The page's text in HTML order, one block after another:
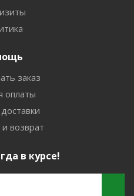
заказ
оплаты
возврат
в курсе!